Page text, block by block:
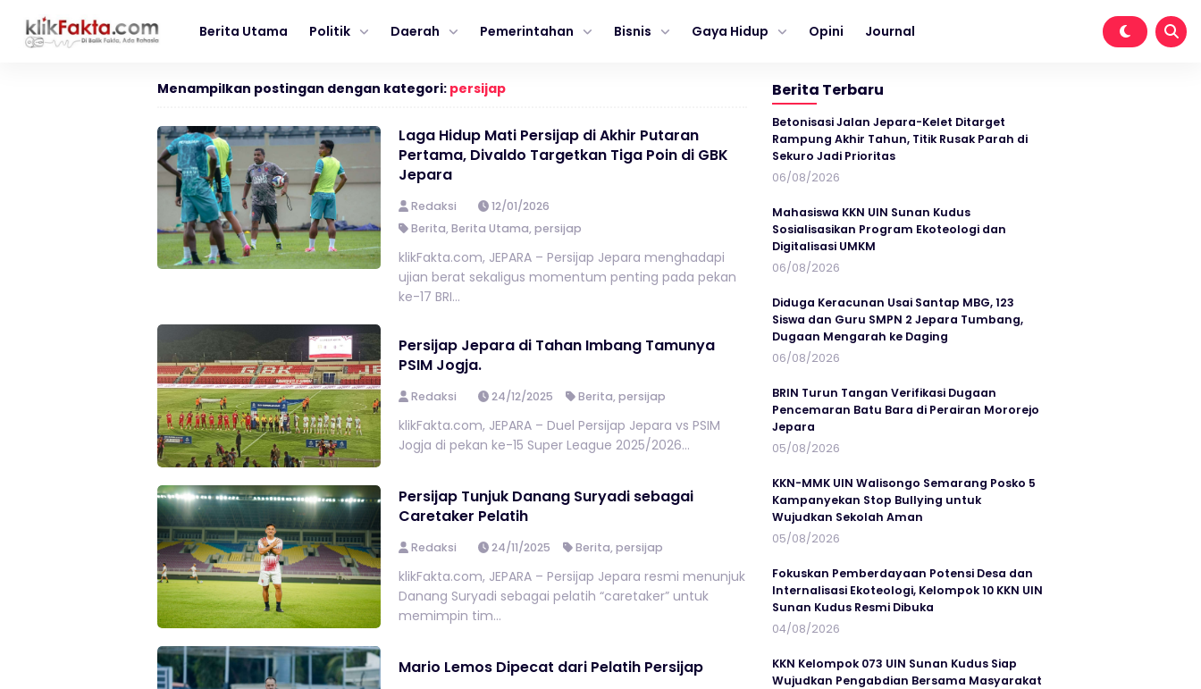
Berita Utama Politik Daerah Pemerintahan Bisnis Gaya Hidup Opini Journal
Menampilkan postingan dengan kategori: persijap
Laga Hidup Mati Persijap di Akhir Putaran
Pertama, Divaldo Targetkan Tiga Poin di GBK
Jepara
Redaksi
12/01/2026
Berita, Berita Utama, persijap
klikFakta.com, JEPARA – Persijap Jepara menghadapi
ujian berat sekaligus momentum penting pada pekan
ke-17 BRI...
Persijap Jepara di Tahan Imbang Tamunya
PSIM Jogja. ‎
Redaksi 24/12/2025 Berita,persijap
klikFakta.com, JEPARA – Duel Persijap Jepara vs PSIM
Jogja di pekan ke-15 Super League 2025/2026...
Persijap Tunjuk Danang Suryadi sebagai
Caretaker Pelatih
Redaksi 24/11/2025 Berita,persijap
klikFakta.com, JEPARA – Persijap Jepara resmi menunjuk
Danang Suryadi sebagai pelatih “caretaker” untuk
memimpin tim...
Mario Lemos Dipecat dari Pelatih Persijap
Berita Terbaru
Betonisasi Jalan Jepara-Kelet Ditarget
Rampung Akhir Tahun, Titik Rusak Parah di
Sekuro Jadi Prioritas
06/08/2026
Mahasiswa KKN UIN Sunan Kudus
Sosialisasikan Program Ekoteologi dan
Digitalisasi UMKM
06/08/2026
Diduga Keracunan Usai Santap MBG, 123
Siswa dan Guru SMPN 2 Jepara Tumbang,
Dugaan Mengarah ke Daging
06/08/2026
BRIN Turun Tangan Verifikasi Dugaan
Pencemaran Batu Bara di Perairan Mororejo
Jepara
05/08/2026
KKN-MMK UIN Walisongo Semarang Posko 5
Kampanyekan Stop Bullying untuk
Wujudkan Sekolah Aman
05/08/2026
Fokuskan Pemberdayaan Potensi Desa dan
Internalisasi Ekoteologi, Kelompok 10 KKN UIN
Sunan Kudus Resmi Dibuka
04/08/2026
KKN Kelompok 073 UIN Sunan Kudus Siap
Wujudkan Pengabdian Bersama Masyarakat